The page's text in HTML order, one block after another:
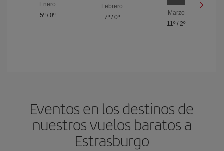
Enero
5º/ 0º
Febrero
7º/ 0º
Marzo
11º /2º
Eventos en los destinos de
nuestros vuelos baratos a
Estrasburgo